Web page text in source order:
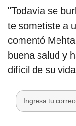
"Todavía se
te sometiste a
comentó
buena salud y
difícil de su